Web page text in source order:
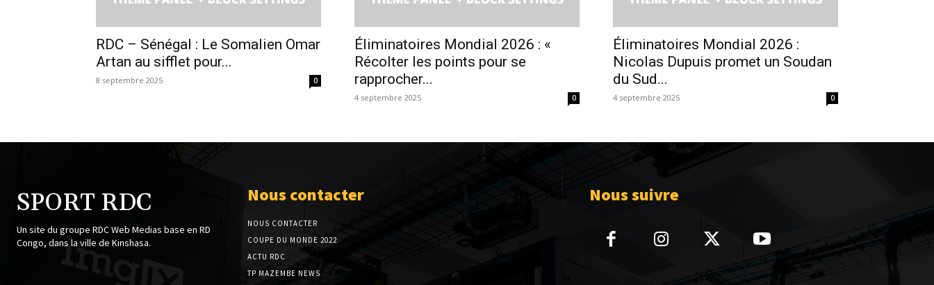
RDC – Sénégal : Le Somalien Omar
Artan au sifflet pour...
8 septembre 2025 0
Éliminatoires Mondial 2026 : «
Récolter les points pour se
rapprocher...
4 septembre 2025 0
Éliminatoires Mondial 2026 :
Nicolas Dupuis promet un Soudan
du Sud...
4 septembre 2025 0
SPORT RDC
Un site du groupe RDC Web Medias base en RD
Congo, dans la ville de Kinshasa.
Nous contacter
NOUS CONTACTER
COUPE DU MONDE 2022
ACTU RDC
TP MAZEMBE NEWS
Nous suivre